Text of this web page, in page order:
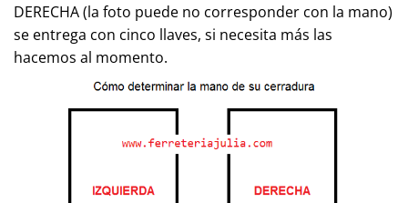
DERECHA (la foto puede no corresponder con la mano)
se entrega con cinco llaves, si necesita más las
hacemos al momento.